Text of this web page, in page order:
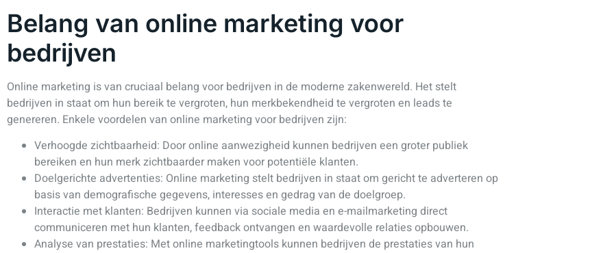
Belang van online marketing voor
bedrijven
Online marketing is van cruciaal belang voor bedrijven in de moderne zakenwereld. Het stelt
bedrijven in staat om hun bereik te vergroten, hun merkbekendheid te vergroten en leads te
genereren. Enkele voordelen van online marketing voor bedrijven zijn:
Verhoogde zichtbaarheid: Door online aanwezigheid kunnen bedrijven een groter publiek
bereiken en hun merk zichtbaarder maken voor potentiële klanten.
Doelgerichte advertenties: Online marketing stelt bedrijven in staat om gericht te adverteren op
basis van demografische gegevens, interesses en gedrag van de doelgroep.
Interactie met klanten: Bedrijven kunnen via sociale media en e-mailmarketing direct
communiceren met hun klanten, feedback ontvangen en waardevolle relaties opbouwen.
Analyse van prestaties: Met online marketingtools kunnen bedrijven de prestaties van hun